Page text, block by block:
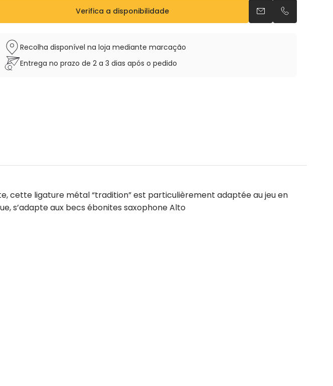
Verifica a disponibilidade Envia um e-mail
Telefonar
Recolha disponível na loja mediante marcação
Entrega no prazo de 2 a 3 dias após o pedido
cette ligature métal “tradition” est particulièrement adaptée au jeu en
s’adapte aux becs ébonites saxophone Alto